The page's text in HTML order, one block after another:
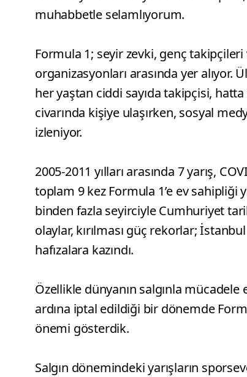
muhabbetle selamlıyorum.
Formula 1; seyir zevki, genç
organizasyonları arasında yer
her yaştan ciddi sayıda takipçisi,
civarında kişiye ulaşırken, sosyal
izleniyor.
2005-2011 yılları arasında 7 yarış,
toplam 9 kez Formula 1’e ev sahipliği
binden fazla seyirciyle Cumhuriyet
olaylar, kırılması güç rekorlar;
hafızalara kazındı.
Özellikle dünyanın salgınla
ardına iptal edildiği bir dönemde
önemi gösterdik.
Salgın dönemindeki yarışların